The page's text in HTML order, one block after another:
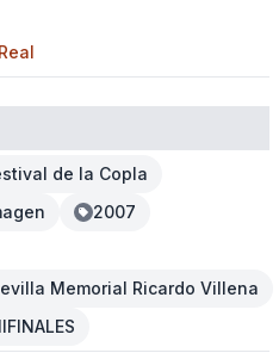
de la Copla
2007
Memorial Ricardo Villena